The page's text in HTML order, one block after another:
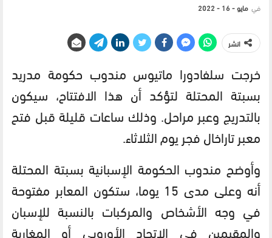
في مايو - 16 - 2022
انشر
خرجت سلفادورا ماتيوس مندوب حكومة مدريد
بسبتة المحتلة لتؤكد أن هذا الافتتاح، سيكون
بالتدريج وعبر مراحل. وذلك ساعات قليلة قبل فتح
معبر تاراخال فجر يوم الثلاثاء.
وأوضح مندوب الحكومة الإسبانية بسبتة المحتلة
أنه وعلى مدى 15 يوما، ستكون المعابر مفتوحة
في وجه الأشخاص والمركبات بالنسبة للإسبان
والمقيمين في الاتحاد الأوروبي أو المغاربة